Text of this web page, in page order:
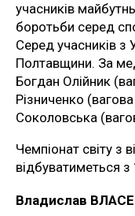
учасників
боротьби серед
Серед учасників з
Полтавщини. За
Богдан Олійник
Різниченко
Соколовська
Чемпіонат світу з
відбуватиметься
Владислав